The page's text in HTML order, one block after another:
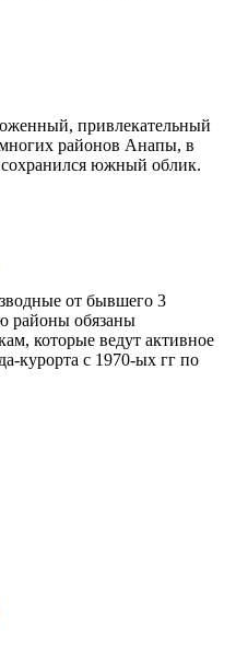
привлекательный
районов Анапы, в
сохранился южный облик.
от бывшего 3
районы обязаны
которые ведут активное
курорта с 1970-ых гг по